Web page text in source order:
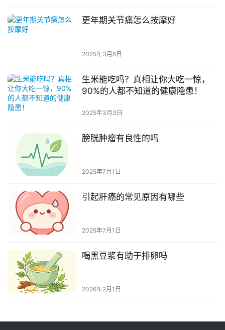
更年期关节痛怎么按摩好
2025年3月6日
生米能吃吗？真相让你大吃一惊，
90%的人都不知道的健康隐患！
2025年3月3日
膀胱肿瘤有良性的吗
2025年7月1日
引起肝癌的常见原因有哪些
2025年7月1日
喝黑豆浆有助于排卵吗
2026年2月1日